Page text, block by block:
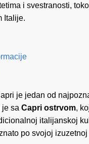
i svestranosti,
Italije.
je jedan od
je sa Capri ostrvom,
italijanskoj
po svojoj